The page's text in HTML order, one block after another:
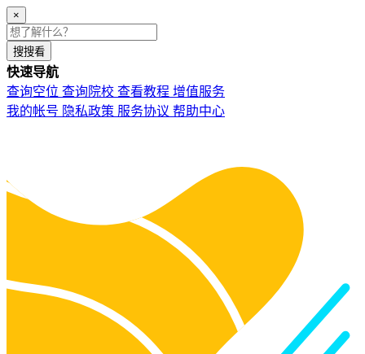
×
搜搜看
快速导航
查询空位 查询院校 查看教程 增值服务
我的帐号 隐私政策 服务协议 帮助中心